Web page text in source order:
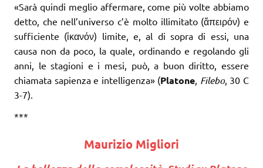
«Sarà quindi meglio affermare, come più volte abbiamo
detto, che nell’universo c’è molto illimitato (ἄπειρόν) e
sufficiente (ἱκανόν) limite, e, al di sopra di essi, una
causa non da poco, la quale, ordinando e regolando gli
anni, le stagioni e i mesi, può, a buon diritto, essere
chiamata sapienza e intelligenza» (Platone, Filebo, 30 C
3-7).
***
Maurizio Migliori